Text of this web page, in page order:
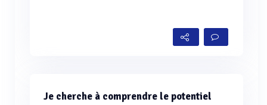
Je cherche à comprendre le potentiel